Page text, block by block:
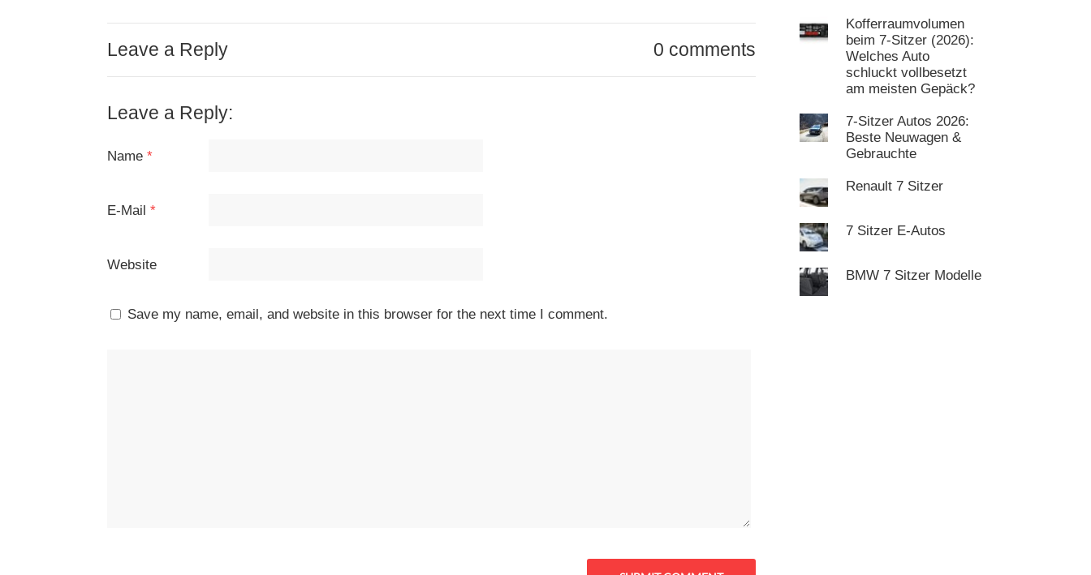
Leave a Reply 0 comments
Leave a Reply:
Name *
E-Mail *
Website
Save my name, email, and website in this browser for the next time I comment.
Kofferraumvolumen
beim 7-Sitzer (2026):
Welches Auto
schluckt vollbesetzt
am meisten Gepäck?
7-Sitzer Autos 2026:
Beste Neuwagen &
Gebrauchte
Renault 7 Sitzer
7 Sitzer E-Autos
BMW 7 Sitzer Modelle